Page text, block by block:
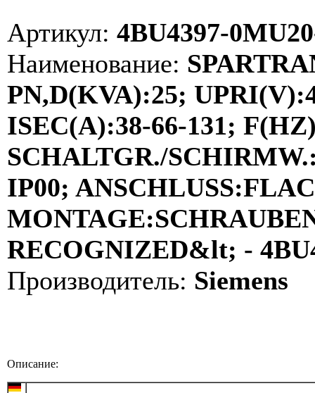
Артикул: 4BU4397-
Наименование:
PN,D(KVA):25;
ISEC(A):38-66-131;
SCHALTGR./
IP00;
RECOGNIZED&lt; -
Производитель: Siemens
Описание: